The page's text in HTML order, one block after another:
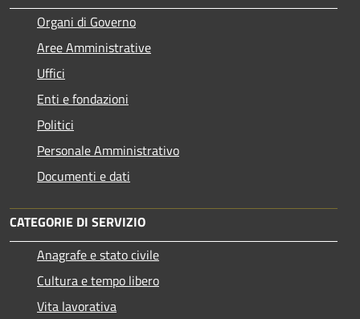
Organi di Governo
Aree Amministrative
Uffici
Enti e fondazioni
Politici
Personale Amministrativo
Documenti e dati
CATEGORIE DI SERVIZIO
Anagrafe e stato civile
Cultura e tempo libero
Vita lavorativa